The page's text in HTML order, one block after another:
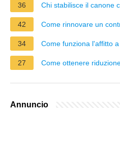
36 Chi stabilisce il canone
42 Come rinnovare un
34 Come funziona l'affitto
27 Come ottenere
Annuncio